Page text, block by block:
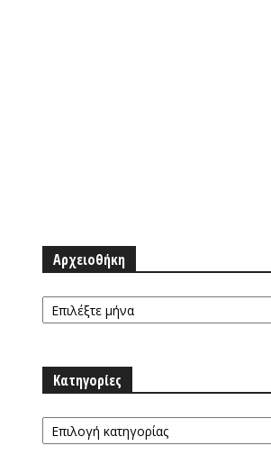
Αρχειοθήκη
Αρχειοθήκη
Κατηγορίες
Κατηγορίες